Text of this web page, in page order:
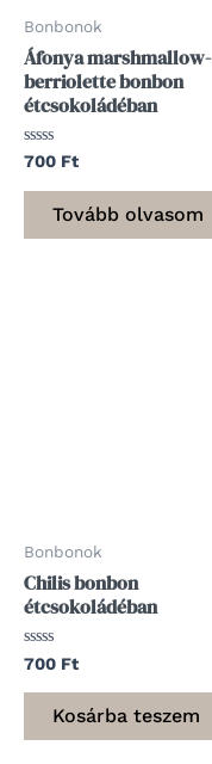
Bonbonok
Áfonya marshmallow-
berriolette bonbon
étcsokoládéban
Értékelés:
/
700 Ft
Tovább olvasom
Bonbonok
Chilis bonbon
étcsokoládéban
Értékelés:
/
700 Ft
Kosárba teszem